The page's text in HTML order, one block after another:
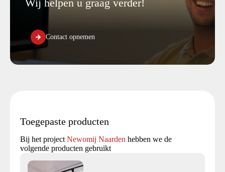
Wij helpen u graag verder!
Contact opnemen
Toegepaste producten
Bij het projectNewomij Naarden hebben we de
volgende producten gebruikt